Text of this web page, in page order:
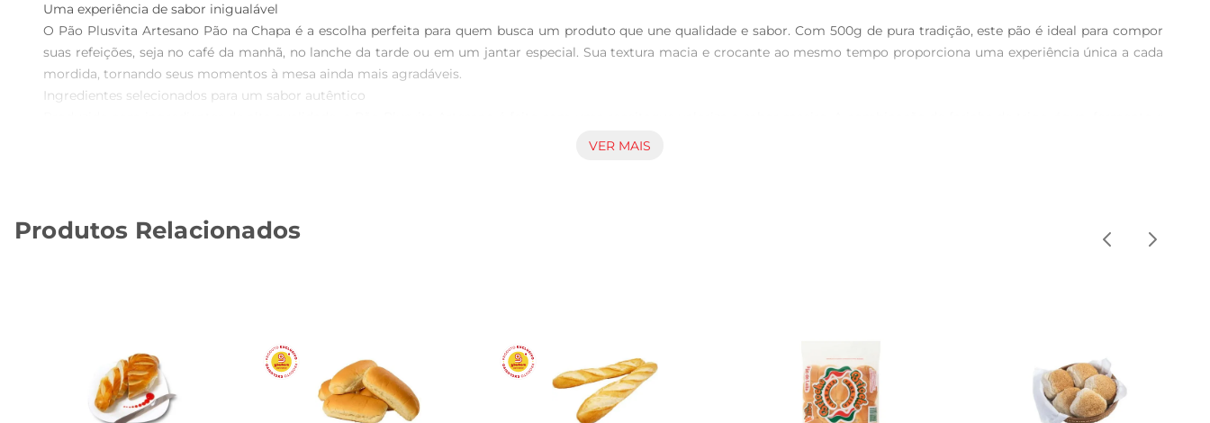
Uma experiência de sabor inigualável
O Pão Plusvita Artesano Pão na Chapa é a escolha perfeita para quem busca um produto que une qualidade e sabor. Com 500g de pura tradição, este pão é ideal para compor
suas refeições, seja no café da manhã, no lanche da tarde ou em um jantar especial. Sua textura macia e crocante ao mesmo tempo proporciona uma experiência única a cada
mordida, tornando seus momentos à mesa ainda mais agradáveis.
Ingredientes selecionados para um sabor autêntico
sal resulta em um pão que não apenas satisfaz, mastambém encanta. É uma opção que combina bem com uma variedade de acompanhamentos, desde manteiga e geleias até
para preparar sanduíches, torradas ou até mesmo como acompanhamento de sopas e saladas. A versatilidade do Pão Plusvita Artesano Pão na Chapa faz dele um item
VER MAIS
Produtos Relacionados